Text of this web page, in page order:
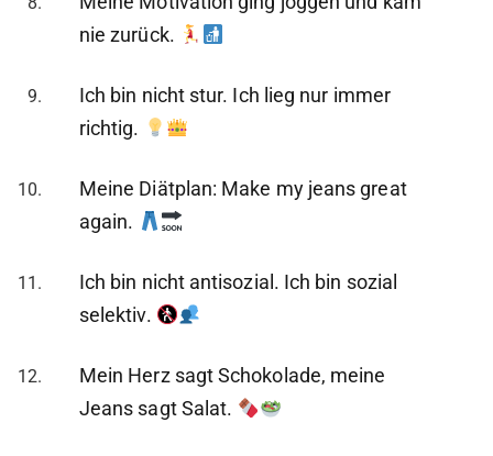
nie zurück.
Ich bin nicht stur. Ich lieg nur immer
richtig.
Meine Diätplan: Make my jeans great
again.
Ich bin nicht antisozial. Ich bin sozial
selektiv.
Mein Herz sagt Schokolade, meine
Jeans sagt Salat.